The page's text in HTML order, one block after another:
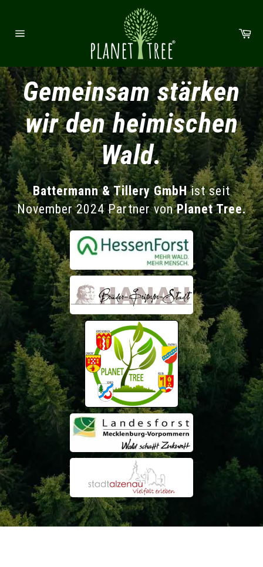
Gemeinsam stärken
wir den heimischen
Wald.
Battermann & Tillery GmbHist seit
November 2024 Partner vonPlanet Tree.